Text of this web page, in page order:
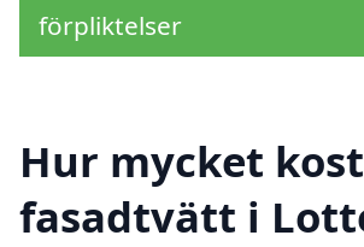
förpliktelser
Hur mycket
fasadtvätt i